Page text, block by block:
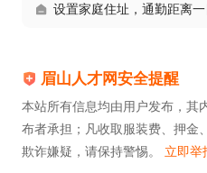
6. 有食品研发经验者优先
设置家庭住址，通勤距离
眉山人才网安全提醒
本站所有信息均由用户发布，其
布者承担；凡收取服装费、押金
欺诈嫌疑，请保持警惕。 立即举